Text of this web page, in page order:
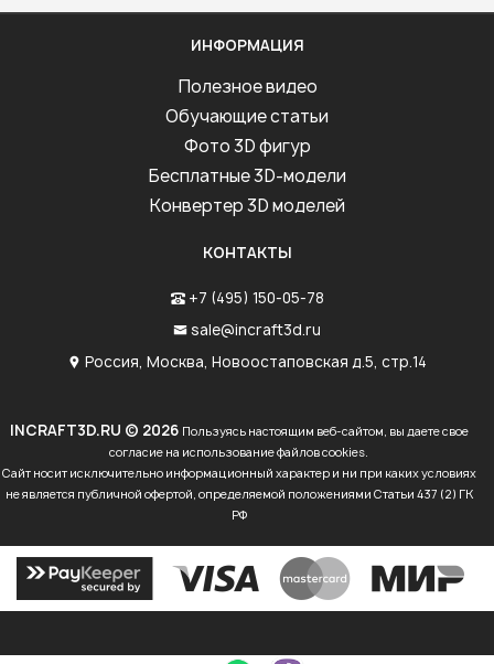
ИНФОРМАЦИЯ
Полезное видео
Обучающие статьи
Фото 3D фигур
Бесплатные 3D-модели
Конвертер 3D моделей
КОНТАКТЫ
+7 (495) 150-05-78
sale@incraft3d.ru
Россия, Москва, Новоостаповская д.5, стр.14
INCRAFT3D.RU © 2026 Пользуясь настоящим веб-сайтом, вы даете свое
согласие на использование файлов cookies.
Сайт носит исключительно информационный характер и ни при каких условиях
не является публичной офертой, определяемой положениями Статьи 437 (2) ГК
РФ